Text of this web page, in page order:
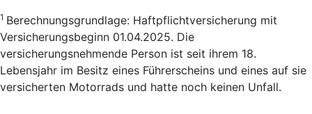
1 Berechnungsgrundlage: Haftpflichtversicherung mit
Versicherungsbeginn 01.04.2025. Die
versicherungsnehmende Person ist seit ihrem 18.
Lebensjahr im Besitz eines Führerscheins und eines auf sie
versicherten Motorrads und hatte noch keinen Unfall.